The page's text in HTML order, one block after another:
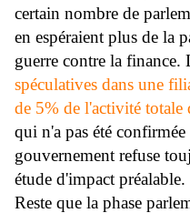
certain nombre de
en espéraient plus de la
guerre contre la finance.
spéculatives dans une
de 5% de l'activité totale
qui n'a pas été
gouvernement refuse
étude d'impact préalable.
Reste que la phase